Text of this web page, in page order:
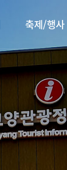
축제/행사